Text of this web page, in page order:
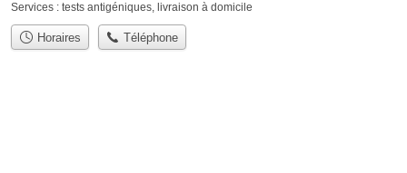
Services : tests antigéniques, livraison à domicile
Horaires Téléphone